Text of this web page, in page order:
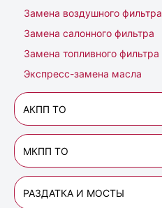
Замена воздушного фильтра
Замена салонного фильтра
Замена топливного фильтра
Экспресс-замена масла
АКПП ТО
МКПП ТО
РАЗДАТКА И МОСТЫ